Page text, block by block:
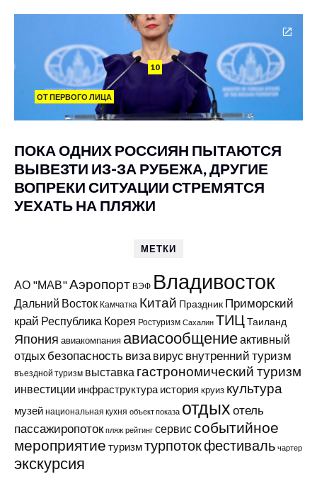
10
ОТ ПЕРВОГО ЛИЦА
ПОКА ОДНИХ РОССИЯН ПЫТАЮТСЯ
ВЫВЕЗТИ ИЗ-ЗА РУБЕЖА, ДРУГИЕ
ВОПРЕКИ СИТУАЦИИ СТРЕМЯТСЯ
УЕХАТЬ НА ПЛЯЖИ
МЕТКИ
АО "МАВ"Аэропорт ВЭФ Владивосток
Дальний Восток Камчатка Китай Праздник Приморский
край Республика Корея Ростуризм Сахалин ТИЦТаиланд
Япония авиакомпания авиасообщениеактивный
отдых безопасность виза вирус внутренний туризм
въездной туризм выставка гастрономический туризм
инвестиции инфраструктура история круиз культура
музей национальная кухня объект показа отдыхотель
пассажиропоток пляж рейтинг сервис событийное
мероприятие туризмтурпотокфестиваль чартер
экскурсия